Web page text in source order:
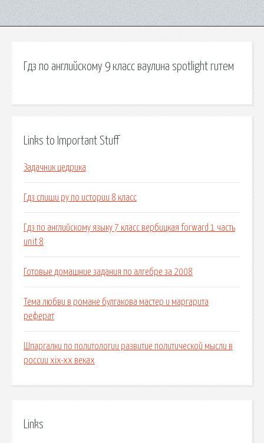
Гдз по английскому 9 класс ваулина spotlight гитем
Links to Important Stuff
Задачник цедрика
Гдз спиши ру по истории 8 класс
Гдз по английскому языку 7 класс вербицкая forward 1 часть
unit 8
Готовые домашние задания по алгебре за 2008
Тема любви в романе булгакова мастер и маргарита
реферат
Шпаргалки по политологии развитие политической мысли в
россии xix-xx веках
Links